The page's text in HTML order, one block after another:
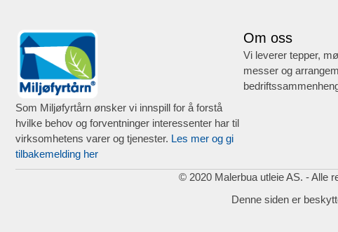
Som Miljøfyrtårn ønsker vi innspill for å forstå
hvilke behov og forventninger interessenter har til
virksomhetens varer og tjenester. Les mer og gi
tilbakemelding her
Om oss
Vi leverer tepper,
messer og
© 2020 Malerbua utleie AS. - Alle
Denne siden er